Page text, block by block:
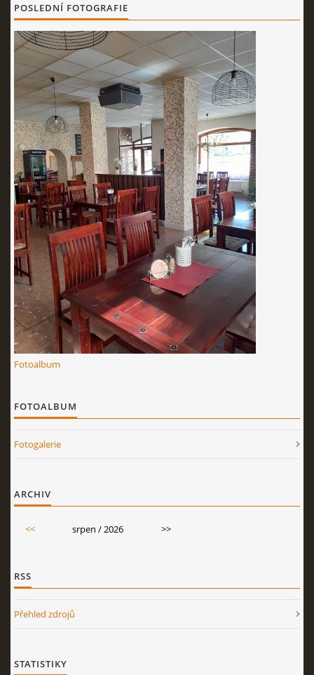
NÁPOJOVÝ LÍSTEK - APERITIV,BÍLÁ VÍNA,ČERVENÁ
VÍNA,ŠUMIVÁ VÍNA
PIVO,TEPLÉ NÁPOJE
NEALKOHOLICKÉ NÁPOJE,TEPLÉ NÁPOJE
LIKÉRY,DESTILÁTY
© 2026 eStránky.cz |RSS
POSLEDNÍ FOTOGRAFIE
Fotoalbum
FOTOALBUM
Fotogalerie
ARCHIV
<< srpen / 2026 >>
RSS
Přehled zdrojů
STATISTIKY